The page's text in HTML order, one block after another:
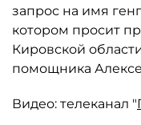
запрос на имя
котором просит
Кировской
помощника
Видео: телеканал "